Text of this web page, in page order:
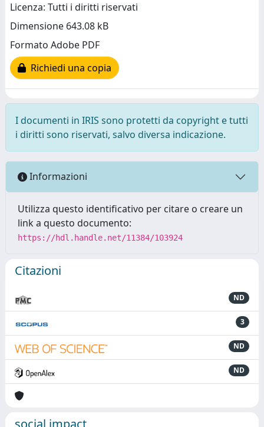
Licenza: Tutti i diritti riservati
Dimensione 643.08 kB
Formato Adobe PDF
Richiedi una copia
I documenti in IRIS sono protetti da copyright e tutti
i diritti sono riservati, salvo diversa indicazione.
Informazioni
Utilizza questo identificativo per citare o creare un
link a questo documento:
https://hdl.handle.net/11384/103924
Citazioni
ND
3
ND
ND
social impact